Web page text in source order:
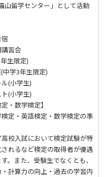
山留学センター」として活動
習会
生限定)
学3年生限定)
(小学生)
(小学生)
・数学検定】
定・英語検定・数学検定の準
校入試において検定試験が特
れるなど検定の取得者が優遇
。また、受験生でなくとも、
計算力の向上・過去の学習内